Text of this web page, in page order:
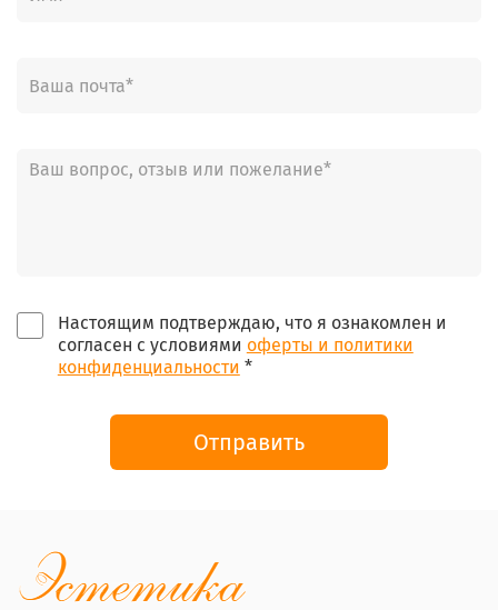
Настоящим подтверждаю, что я ознакомлен и
согласен с условиями оферты и политики
конфиденциальности *
Отправить